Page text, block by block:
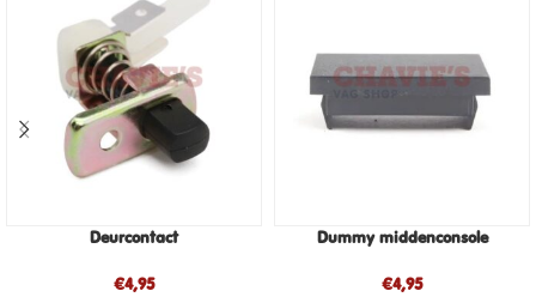
Deurcontact
€4,95
Dummy middenconsole
€4,95